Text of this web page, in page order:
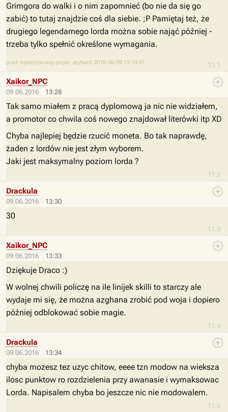
11.1
Grimgora do walki i o nim zapomnieć (bo nie da się go
zabić) to tutaj znajdzie coś dla siebie. ;P Pamiętaj też, że
drugiego legendarnego lorda można sobie nająć później -
trzeba tylko spełnić określone wymagania.
post wyedytowany przez Jeyhard 2016-06-09 13:14:41
09.06.2016 13:28
11.2
Xaikor_NPC
Tak samo miałem z pracą dyplomową ja nic nie widziałem,
a promotor co chwila coś nowego znajdował literówki itp XD
Chyba najlepiej będzie rzucić moneta. Bo tak naprawdę,
żaden z lordów nie jest złym wyborem.
Jaki jest maksymalny poziom lorda ?
09.06.2016 13:30
11.3
Drackula
30
09.06.2016 13:33
11.4
Xaikor_NPC
Dziękuje Draco :)
W wolnej chwili policzę na ile linijek skilli to starczy ale
wydaje mi się, że można azghana zrobić pod woja i dopiero
później odblokować sobie magie.
09.06.2016 13:34
11.5
Drackula
chyba mozesz tez uzyc chitow, eeee tzn modow na wieksza
ilosc punktow ro rozdzielenia przy awanasie i wymaksowac
Lorda. Napisalem chyba bo jeszcze nic nie modowalem.